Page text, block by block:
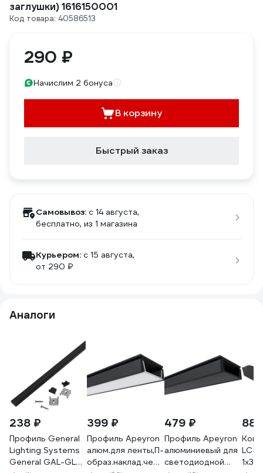
заглушки) 1616150001
Код товара: 40586513
290 ₽
Начислим 2 бонуса
В корзину
Быстрый заказ
Самовывоз: c 14 августа,
бесплатно, из 1 магазина
Курьером: c 15 августа,
от 290 ₽
Аналоги
238 ₽
Профиль General
Lighting Systems
General GAL-GLS-
399 ₽
Профиль Apeyron
алюм.для ленты,П-
образ.наклад.черный,1м,шир.ленты
479 ₽
Профиль Apeyron
алюминиевый для
светодиодной
LC-